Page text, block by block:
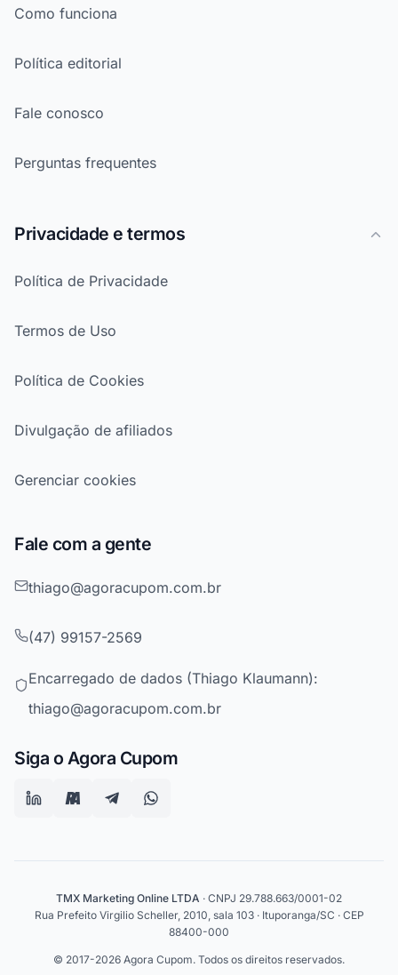
Como funciona
Política editorial
Fale conosco
Perguntas frequentes
Privacidade e termos
Política de Privacidade
Termos de Uso
Política de Cookies
Divulgação de afiliados
Gerenciar cookies
Fale com a gente
thiago@agoracupom.com.br
(47) 99157-2569
Encarregado de dados (Thiago Klaumann):
thiago@agoracupom.com.br
Siga o Agora Cupom
TMX Marketing Online LTDA · CNPJ 29.788.663/0001-02
Rua Prefeito Virgilio Scheller, 2010, sala 103 · Ituporanga/SC · CEP
88400-000
© 2017-2026 Agora Cupom. Todos os direitos reservados.